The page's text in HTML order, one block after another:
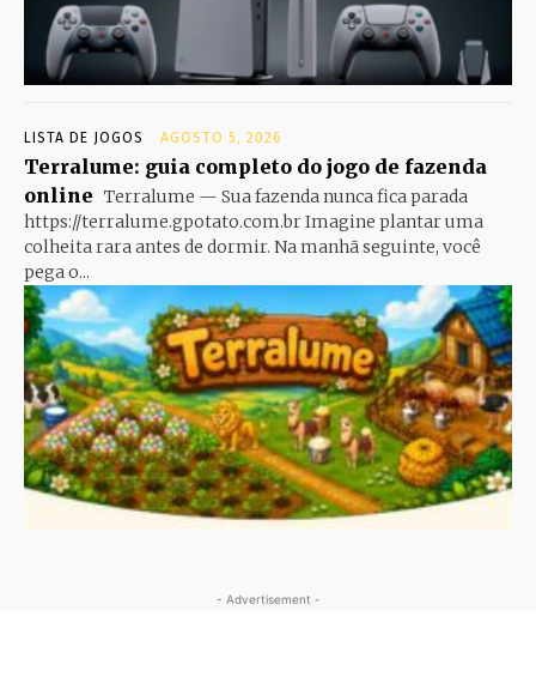
LISTA DE JOGOS AGOSTO 5, 2026
Terralume: guia completo do jogo de fazenda
online Terralume — Sua fazenda nunca fica parada
https://terralume.gpotato.com.br Imagine plantar uma
colheita rara antes de dormir. Na manhã seguinte, você
pega o...
- Advertisement -